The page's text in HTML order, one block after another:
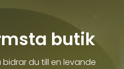
butik
du till en levande